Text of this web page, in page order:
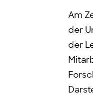
Am
der
der